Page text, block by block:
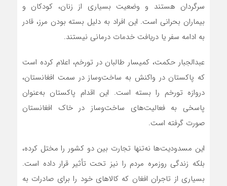
سرگردان هستند و وضعیت بسیاری از زنان، کودکان و
بیماران بحرانی است. این افراد به دلیل بسته بودن مرز، قادر
به ادامه سفر یا دریافت خدمات درمانی نیستند.
عبدالجبار حکمت، کمیسار طالبان در تورخم، اعلام کرده است
که پاکستان در واکنش به ساخت‌وساز در سمت افغانستان،
دروازه تورخم را بسته است. این اقدام پاکستان به‌عنوان
پاسخی به فعالیت‌های ساخت‌وساز در خاک افغانستان
صورت گرفته است.
این مسدودیت‌ها نه‌تنها تجارت بین دو کشور را مختل کرده،
بلکه زندگی روزمره مردم را نیز تحت تأثیر قرار داده است.
بسیاری از تاجران افغان که کالاهای خود را برای صادرات به